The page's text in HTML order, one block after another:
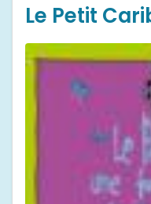
Le Petit